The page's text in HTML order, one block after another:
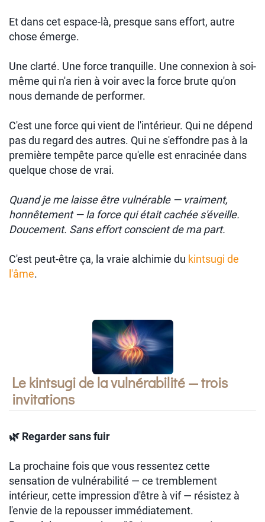
Et dans cet espace-là, presque sans effort, autre
chose émerge.
Une clarté. Une force tranquille. Une connexion à soi-
même qui n'a rien à voir avec la force brute qu'on
nous demande de performer.
C'est une force qui vient de l'intérieur. Qui ne dépend
pas du regard des autres. Qui ne s'effondre pas à la
première tempête parce qu'elle est enracinée dans
quelque chose de vrai.
Quand je me laisse être vulnérable — vraiment,
honnêtement — la force qui était cachée s'éveille.
Doucement. Sans effort conscient de ma part.
C'est peut-être ça, la vraie alchimie du kintsugi de
l'âme.
Le kintsugi de la vulnérabilité — trois
invitations
🌿 Regarder sans fuir
La prochaine fois que vous ressentez cette
sensation de vulnérabilité — ce tremblement
intérieur, cette impression d'être à vif — résistez à
l'envie de la repousser immédiatement.